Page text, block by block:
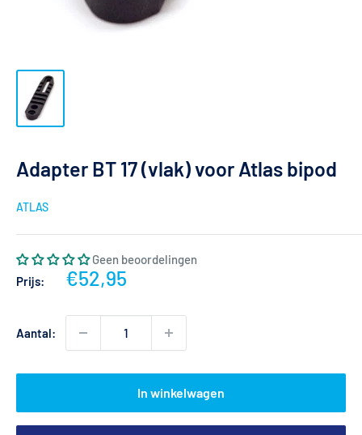
Adapter BT 17 (vlak) voor Atlas bipod
ATLAS
Geen beoordelingen
Prijs:
Actieprijs
€52,95
Aantal:
In winkelwagen